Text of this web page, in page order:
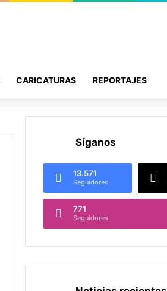
CARICATURAS REPORTAJES
Síganos
13.571
Seguidores
771
Seguidores